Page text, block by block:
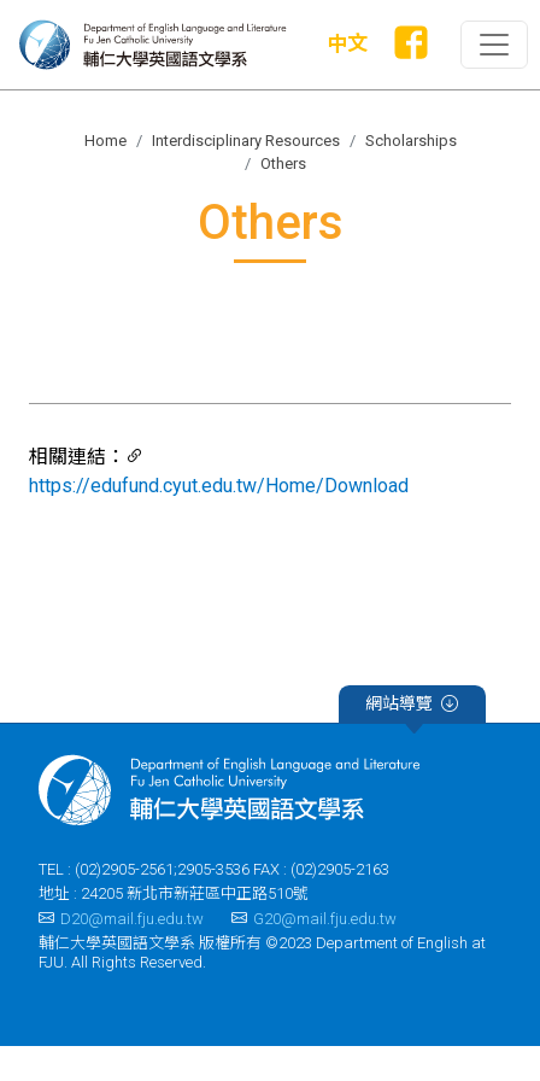
中文
Home Interdisciplinary Resources
Scholarships
Others
Others
相關連結：
https://edufund.cyut.edu.tw/Home/Download
網站導覽
TEL : (02)2905-2561;2905-3536 FAX : (02)2905-2163
地址 : 24205 新北市新莊區中正路510號
D20@mail.fju.edu.tw
G20@mail.fju.edu.tw
輔仁大學英國語文學系 版權所有 ©2023 Department of English at
FJU. All Rights Reserved.